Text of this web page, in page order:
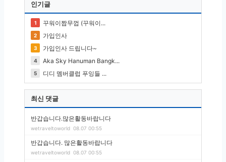
인기글
1 꾸워이짭무껍 (꾸워이...
2 가입인사
3 가입인사 드립니다~
4 Aka Sky Hanuman Bangk...
5 디디 멤버클럽 푸잉들 ...
최신 댓글
반갑습니다.많은활동바랍니다
wetraveltoworld 08.07 00:55
반갑습니다. 많은활동바랍니다
wetraveltoworld 08.07 00:55